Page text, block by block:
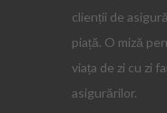
clienții de
piață. O miză
viața de zi cu zi
asigurărilor.